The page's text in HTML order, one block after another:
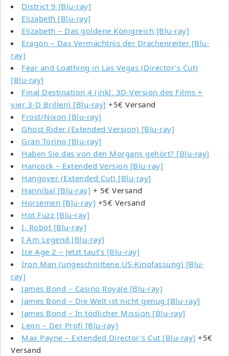
District 9 [Blu-ray]
Elizabeth [Blu-ray]
Elizabeth – Das goldene Königreich [Blu-ray]
Eragon – Das Vermächtnis der Drachenreiter [Blu-
ray]
Fear and Loathing in Las Vegas (Director’s Cut)
[Blu-ray]
Final Destination 4 (inkl. 3D-Version des Films +
vier 3-D Brillen) [Blu-ray] +5€ Versand
Frost/Nixon [Blu-ray]
Ghost Rider (Extended Version) [Blu-ray]
Gran Torino [Blu-ray]
Haben Sie das von den Morgans gehört? [Blu-ray]
Hancock – Extended Version [Blu-ray]
Hangover (Extended Cut) [Blu-ray]
Hannibal [Blu-ray] + 5€ Versand
Horsemen [Blu-ray] +5€ Versand
Hot Fuzz [Blu-ray]
I, Robot [Blu-ray]
I Am Legend [Blu-ray]
Ice Age 2 – Jetzt taut’s [Blu-ray]
Iron Man (ungeschnittene US-Kinofassung) [Blu-
ray]
James Bond – Casino Royale [Blu-ray]
James Bond – Die Welt ist nicht genug [Blu-ray]
James Bond – In tödlicher Mission [Blu-ray]
Leon – Der Profi [Blu-ray]
Max Payne – Extended Director’s Cut [Blu-ray] +5€
Versand